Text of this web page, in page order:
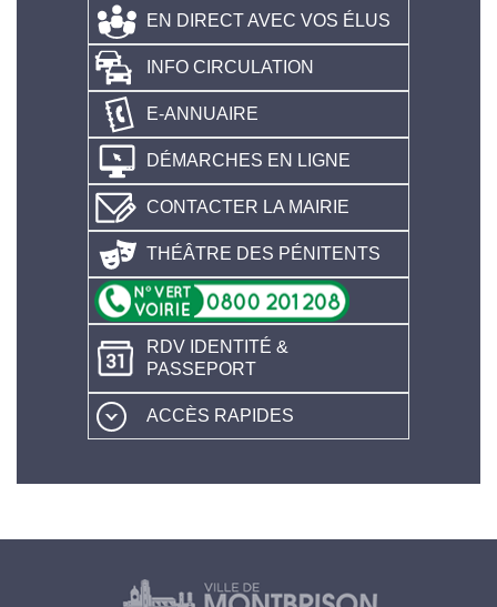
EN DIRECT AVEC VOS ÉLUS
INFO CIRCULATION
E-ANNUAIRE
DÉMARCHES EN LIGNE
CONTACTER LA MAIRIE
THÉÂTRE DES PÉNITENTS
RDV IDENTITÉ &
PASSEPORT
ACCÈS RAPIDES